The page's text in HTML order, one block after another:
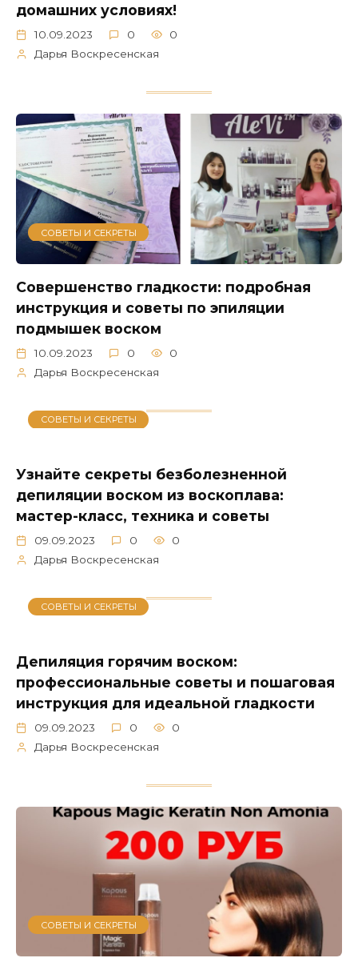
домашних условиях!
10.09.2023 0
0
Дарья Воскресенская
СОВЕТЫ И СЕКРЕТЫ
Совершенство гладкости: подробная
инструкция и советы по эпиляции
подмышек воском
10.09.2023 0
0
Дарья Воскресенская
СОВЕТЫ И СЕКРЕТЫ
Узнайте секреты безболезненной
депиляции воском из воскоплава:
мастер-класс, техника и советы
09.09.2023 0
0
Дарья Воскресенская
СОВЕТЫ И СЕКРЕТЫ
Депиляция горячим воском:
профессиональные советы и пошаговая
инструкция для идеальной гладкости
09.09.2023 0
0
Дарья Воскресенская
СОВЕТЫ И СЕКРЕТЫ